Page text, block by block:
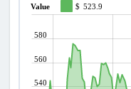
Value $ 523.9
540
560
580